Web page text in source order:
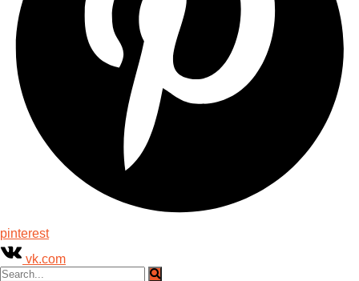
pinterest
vk.com